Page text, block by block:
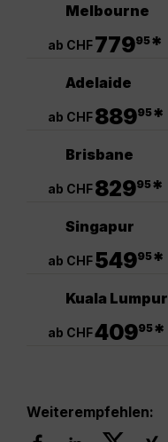
Melbourne
ab CHF77995*
Adelaide
ab CHF88995*
Brisbane
ab CHF82995*
Singapur
ab CHF54995*
Kuala Lumpur
ab CHF40995*
Weiterempfehlen: